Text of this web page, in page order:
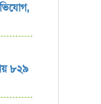
৮২৯